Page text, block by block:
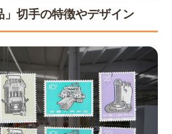
」切手の特徴やデザイン